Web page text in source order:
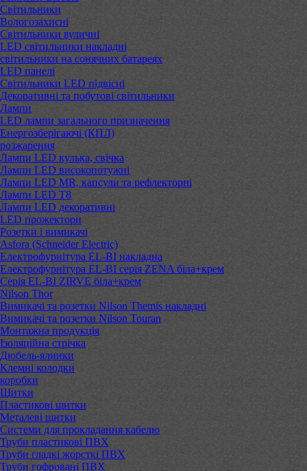
Світильники
Вологозахисні
Світильники вуличні
LED світильники накладні
світильники на сонячних батареях
LED панелі
Світильники LED підвісні
Декоративні та побутові світильники
Лампи
LED лампи загального призначення
Енергозберігаючі (КПЛ)
розжарення
Лампи LED кулька, свічка
Лампи LED високопотужні
Лампи LED MR, капсули та рефлекторні
Лампи LED Т8
Лампи LED декоративні
LED прожектори
Розетки і вимикачі
Asfora (Schneider Electric)
Електрофурнітура EL-BI накладна
Електрофурнітура EL-BI серія ZENA біла+крем
Серія EL-BI ZIRVE біла+крем
Nilson Thor
Вимикачі та розетки Nilson Themis накладні
Вимикачі та розетки Nilson Touran
Монтажна продукція
Ізоляційна стрічка
Дюбель-ялинки
Клемні колодки
коробки
Щитки
Пластикові щитки
Металеві щитки
Системи для прокладання кабелю
Труби пластикові ПВХ
Труби гладкі жорсткі ПВХ
Труби гофровані ПВХ